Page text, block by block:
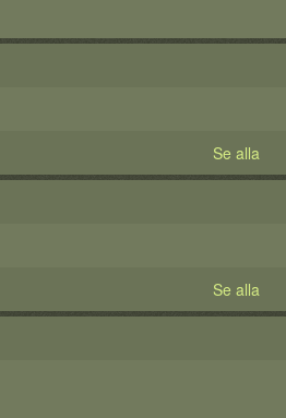
Se alla
Se alla